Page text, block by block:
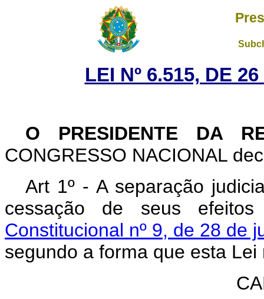
LEI Nº 6.515, DE
O PRESIDENTE DA
CONGRESSO NACIONAL
Art 1º - A separação
cessação de seus
Constitucional nº 9, de 28 de
segundo a forma que esta Lei